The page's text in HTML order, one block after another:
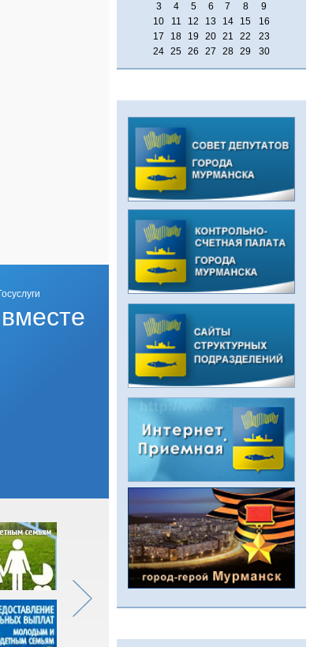
3
4 5 6 7 8
9
10
11 12 13 14 15
16
17
18 19 20 21 22
23
24 25 26 27 28 29 30